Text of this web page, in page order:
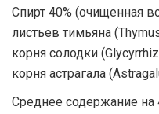
Спирт 40% (очищенная
листьев тимьяна
корня солодки
корня астрагала
Среднее содержание на